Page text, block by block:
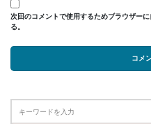
次回のコメントで使用するためブラウザー
る。